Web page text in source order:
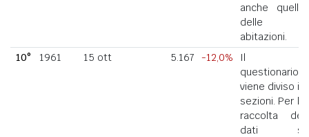
anche quello
delle
abitazioni.
10°
1961 15 ott 5.167 -12,0%
Il
questionario
viene diviso in
sezioni. Per la
raccolta dei
dati si